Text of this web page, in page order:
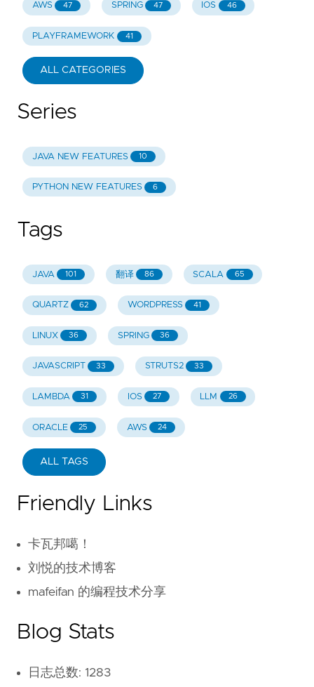
AWS 47 SPRING 47 IOS 46
PLAYFRAMEWORK 41
ALL CATEGORIES
Series
JAVA NEW FEATURES 10
PYTHON NEW FEATURES 6
Tags
JAVA 101 翻译 86 SCALA 65
QUARTZ 62 WORDPRESS 41
LINUX 36 SPRING 36
JAVASCRIPT 33 STRUTS2 33
LAMBDA 31 IOS 27 LLM 26
ORACLE 25 AWS 24
ALL TAGS
Friendly Links
卡瓦邦噶！
刘悦的技术博客
mafeifan 的编程技术分享
Blog Stats
日志总数: 1283